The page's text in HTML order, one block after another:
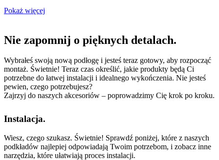
Pokaż więcej
Nie zapomnij o pięknych detalach.
Wybrałeś swoją nową podłogę i jesteś teraz gotowy, aby rozpocząć
montaż. Świetnie! Teraz czas określić, jakie produkty będą Ci
potrzebne do łatwej instalacji i idealnego wykończenia. Nie jesteś
pewien, czego potrzebujesz?
Zajrzyj do naszych akcesoriów – poprowadzimy Cię krok po kroku.
Instalacja.
Wiesz, czego szukasz. Świetnie! Sprawdź poniżej, które z naszych
podkładów najlepiej odpowiadają Twoim potrzebom, i zobacz inne
narzędzia, które ułatwiają proces instalacji.